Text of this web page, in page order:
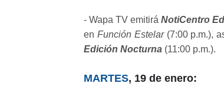
- Wapa TV emitiráNotiCentro
en Función Estelar(7:00 p.m.),
Edición Nocturna (11:00 p.m.).
MARTES, 19 de enero: